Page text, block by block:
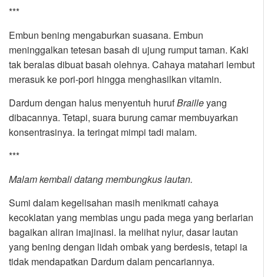
***
Embun bening mengaburkan suasana. Embun
meninggalkan tetesan basah di ujung rumput taman. Kaki
tak beralas dibuat basah olehnya. Cahaya matahari lembut
merasuk ke pori-pori hingga menghasilkan vitamin.
Dardum dengan halus menyentuh hurufBrailleyang
dibacannya. Tetapi, suara burung camar membuyarkan
konsentrasinya. Ia teringat mimpi tadi malam.
***
Malam kembali datang membungkus lautan.
Sumi dalam kegelisahan masih menikmati cahaya
kecoklatan yang membias ungu pada mega yang berlarian
bagaikan aliran imajinasi. Ia melihat nyiur, dasar lautan
yang bening dengan lidah ombak yang berdesis, tetapi ia
tidak mendapatkan Dardum dalam pencariannya.